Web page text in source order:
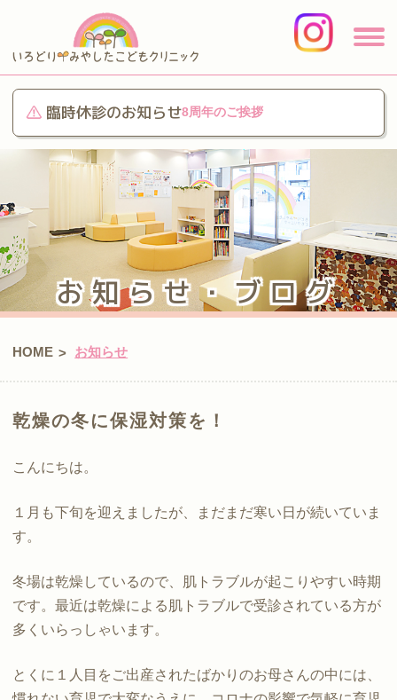
臨時休診のお知らせ8周年のご挨拶
お知らせ・ブログ
HOME > お知らせ
乾燥の冬に保湿対策を！
こんにちは。
１月も下旬を迎えましたが、まだまだ寒い日が続いていま
す。
冬場は乾燥しているので、肌トラブルが起こりやすい時期
です。最近は乾燥による肌トラブルで受診されている方が
多くいらっしゃいます。
とくに１人目をご出産されたばかりのお母さんの中には、